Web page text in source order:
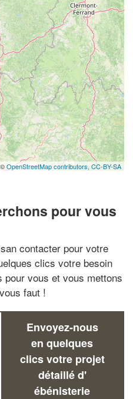
OpenStreetMap contributors, CC-BY-SA
pour vous
contacter pour votre
clics votre besoin
vous et vous mettons
faut !
Envoyez-nous
en quelques
clics votre projet
détaillé d'
ébénisterie